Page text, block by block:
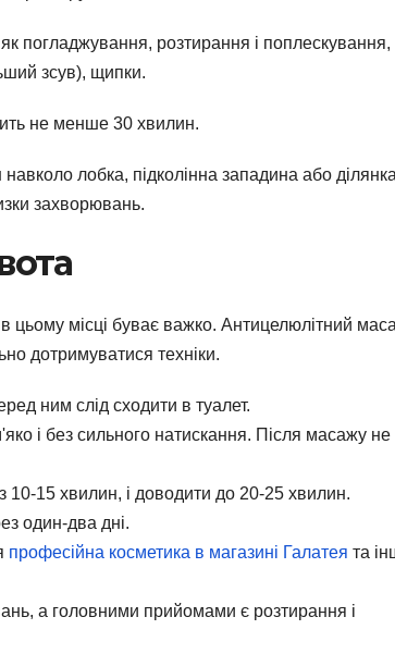
погладжування, розтирання і поплескування,
зсув), щипки.
не менше 30 хвилин.
лобка, підколінна западина або
захворювань.
цьому місці буває важко. Антицелюлітний
дотримуватися техніки.
ним слід сходити в туалет.
і без сильного натискання. Після масажу не
10-15 хвилин, і доводити до 20-25 хвилин.
один-два дні.
професійна косметика в магазині Галатея та
а головними прийомами є розтирання і